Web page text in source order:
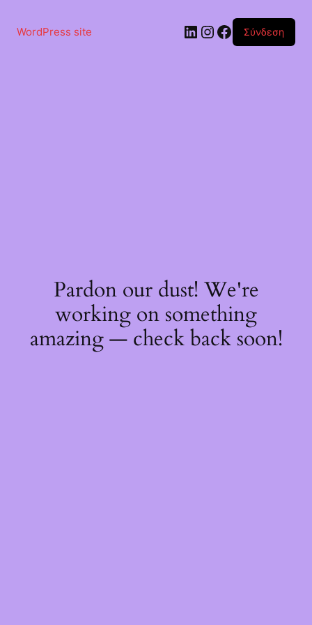
περιεχόμενο
WordPress site Linkedin
Instagram
Facebook
Σύνδεση
Pardon our dust! We're
working on something
amazing — check back soon!